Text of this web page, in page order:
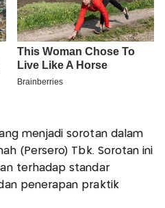
menjadi sorotan dalam
(Persero) Tbk. Sorotan ini
terhadap standar
penerapan praktik